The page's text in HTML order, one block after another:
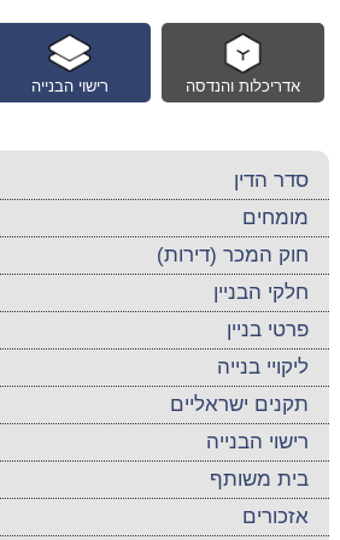
רישוי הבנייה אדריכלות והנדסה
סדר הדין
מומחים
חוק המכר (דירות)
חלקי הבניין
פרטי בניין
ליקויי בנייה
תקנים ישראליים
רישוי הבנייה
בית משותף
אזכורים